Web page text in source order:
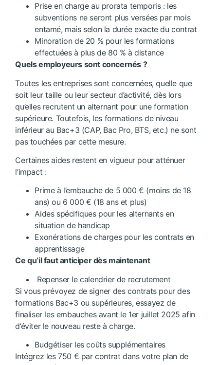
Prise en charge au prorata temporis : les
subventions ne seront plus versées par mois
entamé, mais selon la durée exacte du contrat
Minoration de 20 % pour les formations
effectuées à plus de 80 % à distance
Quels employeurs sont concernés ?
Toutes les entreprises sont concernées, quelle que
soit leur taille ou leur secteur d’activité, dès lors
qu’elles recrutent un alternant pour une formation
supérieure. Toutefois, les formations de niveau
inférieur au Bac+3 (CAP, Bac Pro, BTS, etc.) ne sont
pas touchées par cette mesure.
Certaines aides restent en vigueur pour atténuer
l’impact :
Prime à l’embauche de 5 000 € (moins de 18
ans) ou 6 000 € (18 ans et plus)
Aides spécifiques pour les alternants en
situation de handicap
Exonérations de charges pour les contrats en
apprentissage
Ce qu’il faut anticiper dès maintenant
Repenser le calendrier de recrutement
Si vous prévoyez de signer des contrats pour des
formations Bac+3 ou supérieures, essayez de
finaliser les embauches avant le 1er juillet 2025 afin
d’éviter le nouveau reste à charge.
Budgétiser les coûts supplémentaires
Intégrez les 750 € par contrat dans votre plan de